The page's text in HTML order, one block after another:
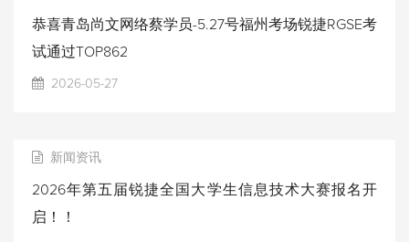
恭喜青岛尚文网络蔡学员-5.27号福州考场锐捷RGSE考
试通过TOP862
2026-05-27
新闻资讯
2026年第五届锐捷全国大学生信息技术大赛报名开
启！！